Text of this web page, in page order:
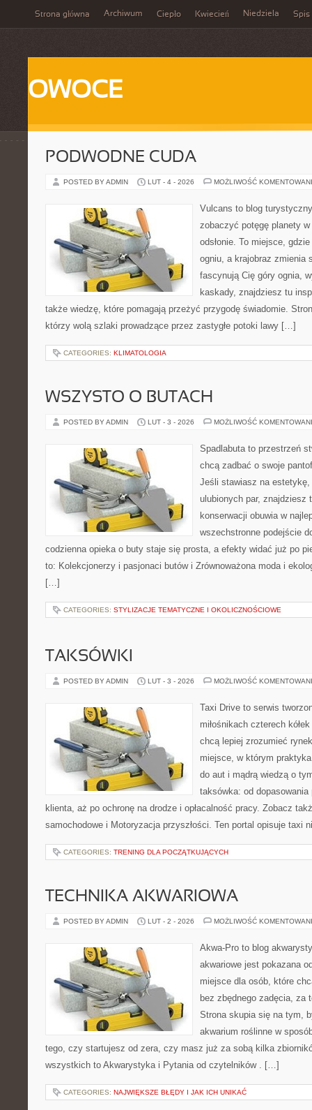
Strona główna Archiwum Ciepło Kwiecień Niedziela Spis
OWOCE
PODWODNE CUDA
POSTED BY ADMIN LUT - 4 - 2026 MOŻLIWOŚĆ
Vulcans to blog
zobaczyć potęgę planety
odsłonie. To miejsce,
ogniu, a krajobraz zmienia
fascynują Cię góry ognia,
kaskady, znajdziesz tu
także wiedzę, które pomagają przeżyć przygodę świadomie.
którzy wolą szlaki prowadzące przez zastygłe potoki lawy […]
CATEGORIES: KLIMATOLOGIA
WSZYSTO O BUTACH
POSTED BY ADMIN LUT - 3 - 2026 MOŻLIWOŚĆ
Spadlabuta to przestrzeń
chcą zadbać o swoje
Jeśli stawiasz na estetykę,
ulubionych par, znajdziesz
konserwacji obuwia w
wszechstronne podejście
codzienna opieka o buty staje się prosta, a efekty widać już po
to: Kolekcjonerzy i pasjonaci butów i Zrównoważona moda i
[…]
CATEGORIES: STYLIZACJE TEMATYCZNE I OKOLICZNOŚCIOWE
TAKSÓWKI
POSTED BY ADMIN LUT - 3 - 2026 MOŻLIWOŚĆ
Taxi Drive to serwis
miłośnikach czterech
chcą lepiej zrozumieć
miejsce, w którym
do aut i mądrą wiedzą o
taksówka: od dopasowania
klienta, aż po ochronę na drodze i opłacalność pracy. Zobacz
samochodowe i Motoryzacja przyszłości. Ten portal opisuje taxi
CATEGORIES: TRENING DLA POCZĄTKUJĄCYCH
TECHNIKA AKWARIOWA
POSTED BY ADMIN LUT - 2 - 2026 MOŻLIWOŚĆ
Akwa-Pro to blog
akwariowe jest pokazana
miejsce dla osób, które
bez zbędnego zadęcia, za
Strona skupia się na tym,
akwarium roślinne w
tego, czy startujesz od zera, czy masz już za sobą kilka
wszystkich to Akwarystyka i Pytania od czytelników . […]
CATEGORIES: NAJWIĘKSZE BŁĘDY I JAK ICH UNIKAĆ